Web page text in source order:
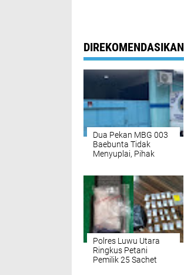
DIREKOMENDASIKAN
Dua Pekan MBG 003
Baebunta Tidak
Menyuplai, Pihak
Polres Luwu Utara
Ringkus Petani
Pemilik 25 Sachet